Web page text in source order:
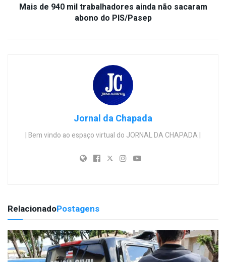
Mais de 940 mil trabalhadores ainda não sacaram
abono do PIS/Pasep
Jornal da Chapada
| Bem vindo ao espaço virtual do JORNAL DA CHAPADA |
RelacionadoPostagens